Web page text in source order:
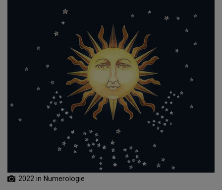
2022 in Numerologie